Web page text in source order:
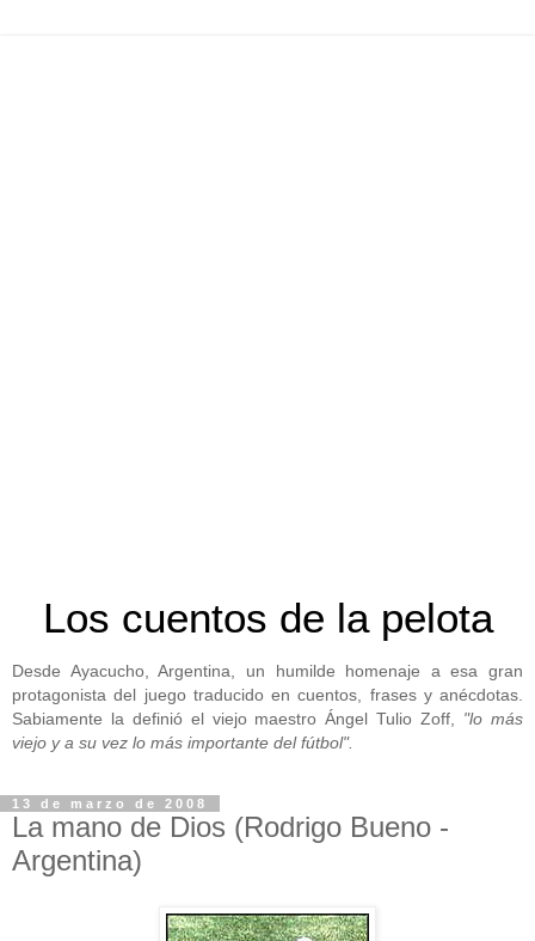
Los cuentos de la pelota
Desde Ayacucho, Argentina, un humilde homenaje a esa gran
protagonista del juego traducido en cuentos, frases y anécdotas.
Sabiamente la definió el viejo maestro Ángel Tulio Zoff, "lo más
viejo y a su vez lo más importante del fútbol".
13 de marzo de 2008
La mano de Dios (Rodrigo Bueno -
Argentina)